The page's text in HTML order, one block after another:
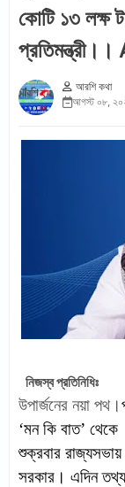
কোটি ১৩ লক্ষ
আরশি কথা
আগস্ট ০৮,
নিজস্ব প্রতিনিধিঃ
উপার্জনের নয়া পথ।
‘মন কি বাত’
শুক্রবার
সরকার। এদিন তথ্য